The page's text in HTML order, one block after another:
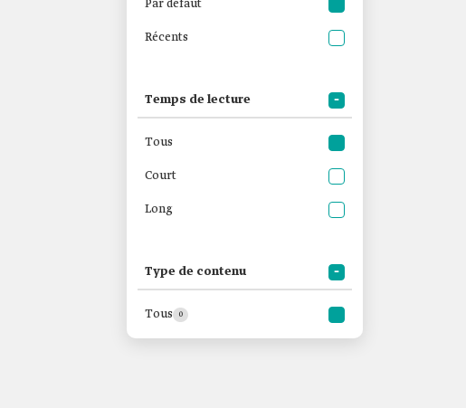
Par défaut
Récents
Temps de lecture
Tous
Court
Long
Type de contenu
Tous 0